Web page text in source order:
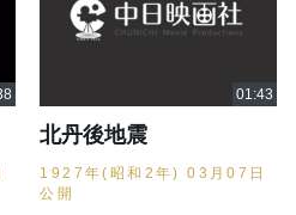
北丹後地震
1927年(昭和2年) 03月07日
公開